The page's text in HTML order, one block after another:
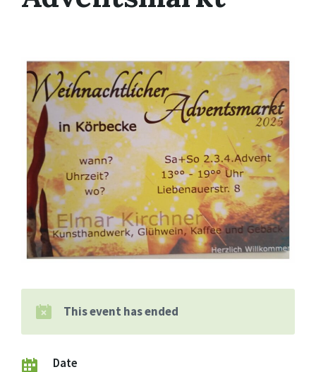
This event has ended
Date